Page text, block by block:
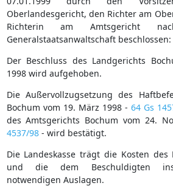
Oberlandesgericht, den Richter am
Richterin am Amtsgericht
Generalstaatsanwaltschaft beschlossen:
Der Beschluss des Landgerichts
1998 wird aufgehoben.
Die Außervollzugsetzung des
Bochum vom 19. März 1998 - 64 Gs
des Amtsgerichts Bochum vom 24.
4537/98- wird bestätigt.
Die Landeskasse trägt die Kosten des
und die dem Beschuldigten
notwendigen Auslagen.